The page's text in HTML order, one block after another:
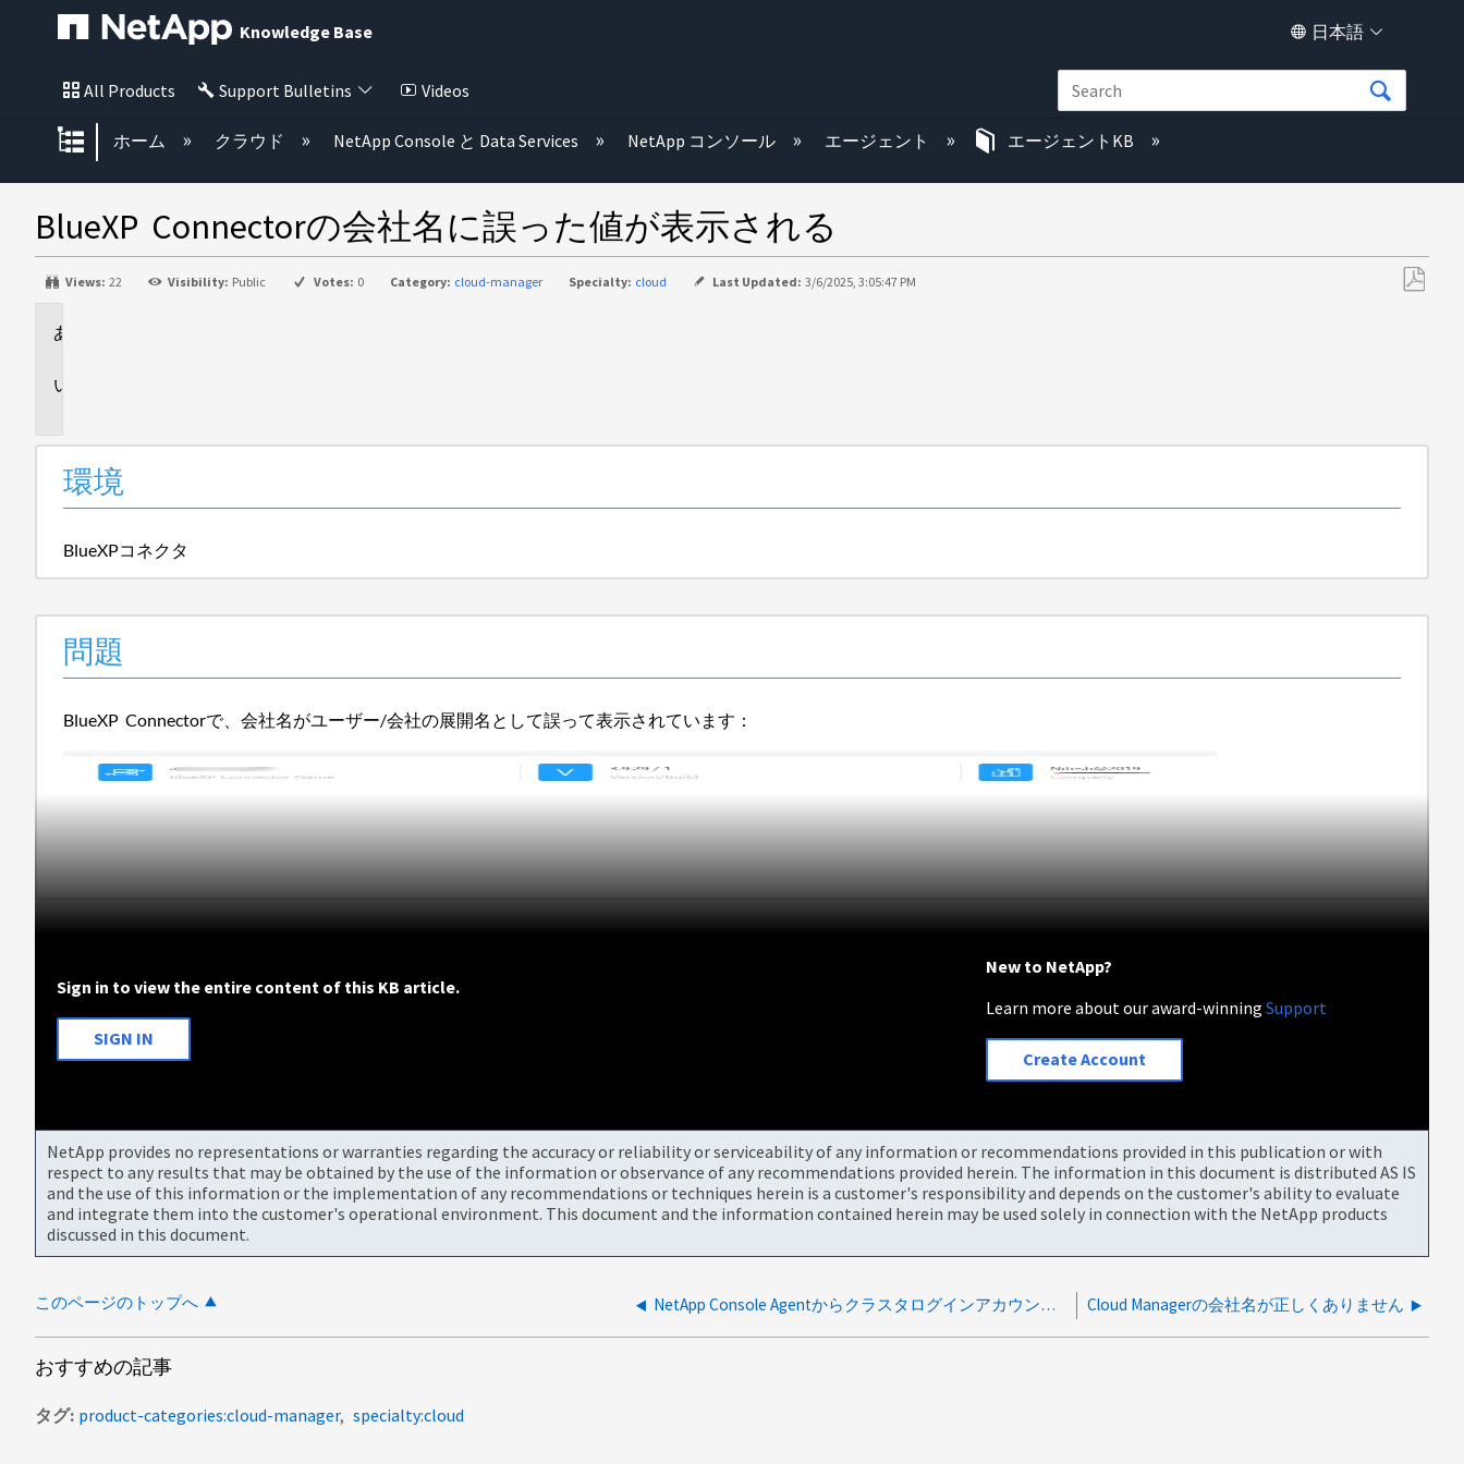
Knowledge Base 日本語
All Products Support Bulletins Videos
グローバル階層を展開/折りたたむ
ホーム クラウド NetApp Console と Data Services NetApp コンソール エージェント エージェントKB
BlueXP Connectorの会社名に誤った値が表示される
Views: 22 Visibility: Public Votes: 0 Category: cloud-manager Specialty: cloud Last Updated: 3/6/2025, 3:05:47 PM
環境
BlueXPコネクタ
問題
BlueXP Connectorで、会社名がユーザー/会社の展開名として誤って表示されています：
Sign in to view the entire content of this KB article.
SIGN IN
New to NetApp?
Learn more about our award-winningSupport
Create Account
NetApp provides no representations or warranties regarding the accuracy or reliability or serviceability of any information or recommendations provided in this publication or with
respect to any results that may be obtained by the use of the information or observance of any recommendations provided herein. The information in this document is distributed AS IS
and the use of this information or the implementation of any recommendations or techniques herein is a customer's responsibility and depends on the customer's ability to evaluate
and integrate them into the customer's operational environment. This document and the information contained herein may be used solely in connection with the NetApp products
discussed in this document.
このページのトップへ NetApp Console Agentからクラスタログインアカウントが頻繁にロックされる Cloud Managerの会社名が正しくありません
おすすめの記事
タグ product-categories:cloud-manager specialty:cloud